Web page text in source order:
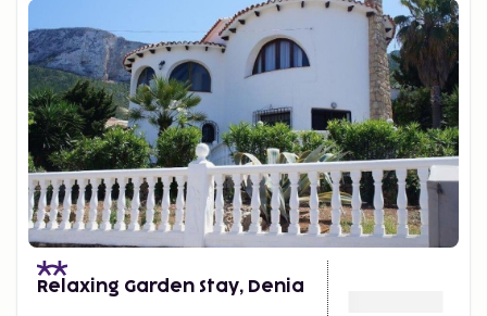
Relaxing Garden Stay, Denia